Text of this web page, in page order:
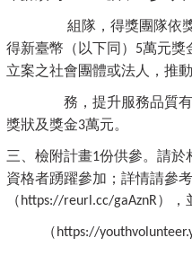
組隊，得獎團隊依獎項
得新臺幣（以下同） 5萬元獎
立案之社會團體或法人，推
務，提升服務品質有顯
獎狀及獎金3萬元。
三、檢附計畫1份供參。請於
資格者踴躍參加；詳情請參
（ https://reurl.cc/gaAznR），
（ https://